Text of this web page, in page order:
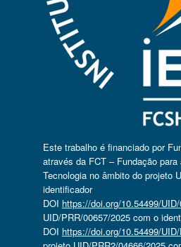
Este trabalho é financiado por
através da FCT – Fundação
Tecnologia no âmbito do projeto
identificador
DOI https://doi.org/10.54499/
UID/PRR/00657/2025 com o
DOI https://doi.org/10.54499/